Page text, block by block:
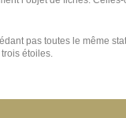
pas toutes le même
étoiles.